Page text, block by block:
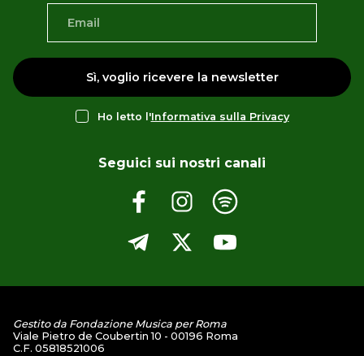
Sì, voglio ricevere la newsletter
Ho letto l'Informativa sulla Privacy
Seguici sui nostri canali
Gestito da Fondazione Musica per Roma
Viale Pietro de Coubertin 10 - 00196 Roma
C.F. 05818521006